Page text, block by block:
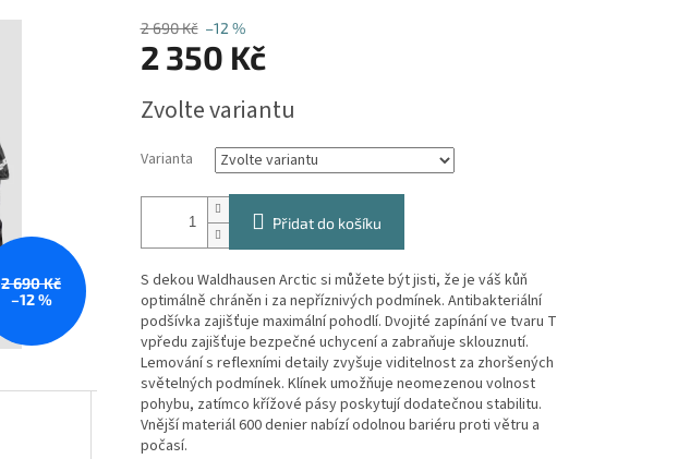
2 690 Kč
–12 %
2 690 Kč –12 %
2 350 Kč
cena:
Zvolte variantu
Varianta
Přidat do košíku
S dekou Waldhausen Arctic si můžete být jisti, že je váš kůň
optimálně chráněn i za nepříznivých podmínek. Antibakteriální
podšívka zajišťuje maximální pohodlí. Dvojité zapínání ve tvaru T
vpředu zajišťuje bezpečné uchycení a zabraňuje sklouznutí.
Lemování s reflexními detaily zvyšuje viditelnost za zhoršených
světelných podmínek. Klínek umožňuje neomezenou volnost
pohybu, zatímco křížové pásy poskytují dodatečnou stabilitu.
Vnější materiál 600 denier nabízí odolnou bariéru proti větru a
počasí.